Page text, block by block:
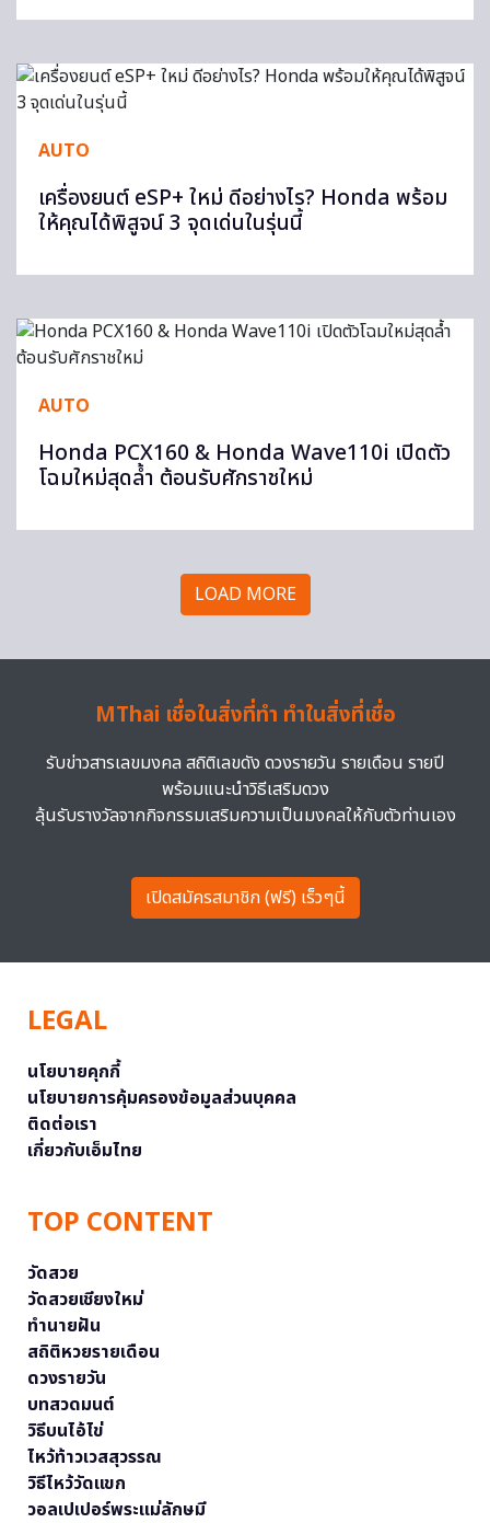
AUTO
เครื่องยนต์ eSP+ ใหม่ ดีอย่างไร? Honda พร้อม
ให้คุณได้พิสูจน์ 3 จุดเด่นในรุ่นนี้
AUTO
Honda PCX160 & Honda Wave110i เปิดตัว
โฉมใหม่สุดล้ำ ต้อนรับศักราชใหม่
LOAD MORE
MThai เชื่อในสิ่งที่ทำ ทำในสิ่งที่เชื่อ
รับข่าวสารเลขมงคล สถิติเลขดัง ดวงรายวัน รายเดือน รายปี
พร้อมแนะนำวิธีเสริมดวง
ลุ้นรับรางวัลจากกิจกรรมเสริมความเป็นมงคลให้กับตัวท่านเอง
เปิดสมัครสมาชิก (ฟรี) เร็วๆนี้
LEGAL
นโยบายคุกกี้
นโยบายการคุ้มครองข้อมูลส่วนบุคคล
ติดต่อเรา
เกี่ยวกับเอ็มไทย
TOP CONTENT
วัดสวย
วัดสวยเชียงใหม่
ทำนายฝัน
สถิติหวยรายเดือน
ดวงรายวัน
บทสวดมนต์
วิธีบนไอ้ไข่
ไหว้ท้าวเวสสุวรรณ
วิธีไหว้วัดแขก
วอลเปเปอร์พระแม่ลักษมี